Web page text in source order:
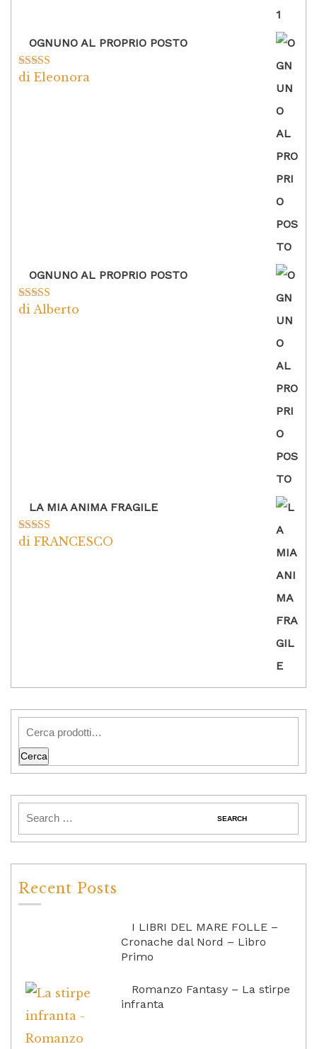
OGNUNO AL PROPRIO POSTO
Valutato5su
di Eleonora
OGNUNO AL PROPRIO POSTO
Valutato5su
di Alberto
LA MIA ANIMA FRAGILE
Valutato5su
di FRANCESCO
Cerca
Recent Posts
I LIBRI DEL MARE FOLLE –
Cronache dal Nord – Libro
Primo
Romanzo Fantasy – La stirpe
infranta